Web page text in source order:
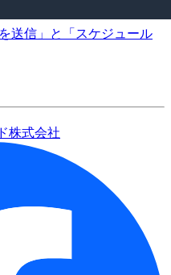
送信」と「スケジュール
株式会社